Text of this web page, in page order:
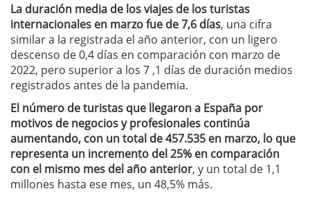
La duración media de los viajes de los turistas
internacionales en marzo fue de 7,6 días, una cifra
similar a la registrada el año anterior, con un ligero
descenso de 0,4 días en comparación con marzo de
2022, pero superior a los 7 ,1 días de duración medios
registrados antes de la pandemia.
El número de turistas que llegaron a España por
motivos de negocios y profesionales continúa
aumentando, con un total de 457.535 en marzo, lo que
representa un incremento del 25% en comparación
con el mismo mes del año anterior, y un total de 1,1
millones hasta ese mes, un 48,5% más.